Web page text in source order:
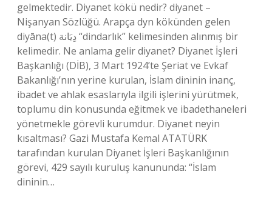
gelmektedir. Diyanet kökü nedir? diyanet –
Nişanyan Sözlüğü. Arapça dyn kökünden gelen
diyāna(t) دِيَانة “dindarlık” kelimesinden alınmış bir
kelimedir. Ne anlama gelir diyanet? Diyanet İşleri
Başkanlığı (DİB), 3 Mart 1924’te Şeriat ve Evkaf
Bakanlığı’nın yerine kurulan, İslam dininin inanç,
ibadet ve ahlak esaslarıyla ilgili işlerini yürütmek,
toplumu din konusunda eğitmek ve ibadethaneleri
yönetmekle görevli kurumdur. Diyanet neyin
kısaltması? Gazi Mustafa Kemal ATATÜRK
tarafından kurulan Diyanet İşleri Başkanlığının
görevi, 429 sayılı kuruluş kanununda: “İslam
dininin…